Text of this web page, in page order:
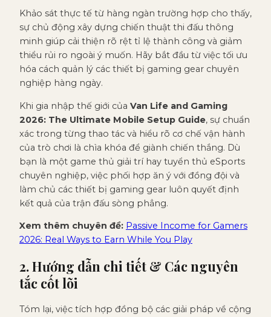
Khảo sát thực tế từ hàng ngàn trường hợp cho thấy,
sự chủ động xây dựng chiến thuật thi đấu thông
minh giúp cải thiện rõ rệt tỉ lệ thành công và giảm
thiểu rủi ro ngoài ý muốn. Hãy bắt đầu từ việc tối ưu
hóa cách quản lý các thiết bị gaming gear chuyên
nghiệp hàng ngày.
Khi gia nhập thế giới của Van Life and Gaming
2026: The Ultimate Mobile Setup Guide, sự chuẩn
xác trong từng thao tác và hiểu rõ cơ chế vận hành
của trò chơi là chìa khóa để giành chiến thắng. Dù
bạn là một game thủ giải trí hay tuyển thủ eSports
chuyên nghiệp, việc phối hợp ăn ý với đồng đội và
làm chủ các thiết bị gaming gear luôn quyết định
kết quả của trận đấu sòng phẳng.
Xem thêm chuyên đề: Passive Income for Gamers
2026: Real Ways to Earn While You Play
2. Hướng dẫn chi tiết & Các nguyên
tắc cốt lõi
Tóm lại, việc tích hợp đồng bộ các giải pháp về cộng